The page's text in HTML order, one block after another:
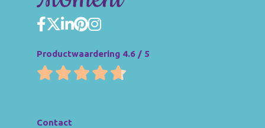
Productwaardering 4.6 / 5
Contact